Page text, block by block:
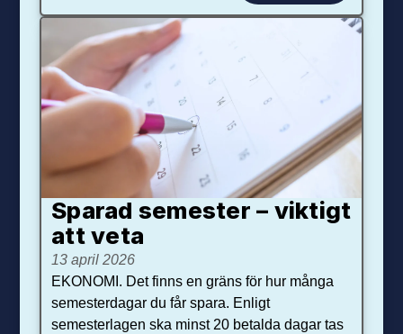
Sparad semester – viktigt
att veta
13 april 2026
EKONOMI. Det finns en gräns för hur många
semesterdagar du får spara. Enligt
semesterlagen ska minst 20 betalda dagar tas